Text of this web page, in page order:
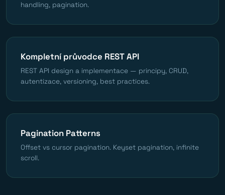
handling, pagination.
Kompletní průvodce REST API
REST API design a implementace — principy, CRUD,
autentizace, versioning, best practices.
Pagination Patterns
Offset vs cursor pagination. Keyset pagination, infinite
scroll.